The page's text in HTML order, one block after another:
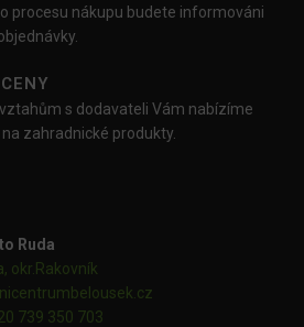
procesu nákupu budete informováni
s dodavateli Vám nabízíme
zahradnické produkty.
Ruda
okr.Rakovník
739 350 703